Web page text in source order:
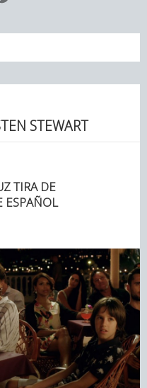
STEWART
TIRA DE
ESPAÑOL